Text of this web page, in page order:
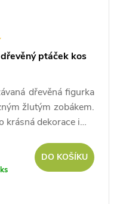
ptáček kos
dřevěná figurka
žlutým zobákem.
krásná dekorace i…
DO KOŠÍKU